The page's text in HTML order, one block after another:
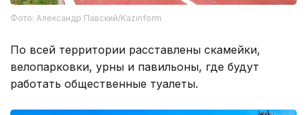
Фото: Александр Павский/Kazinform
По всей территории расставлены скамейки,
велопарковки, урны и павильоны, где будут
работать общественные туалеты.